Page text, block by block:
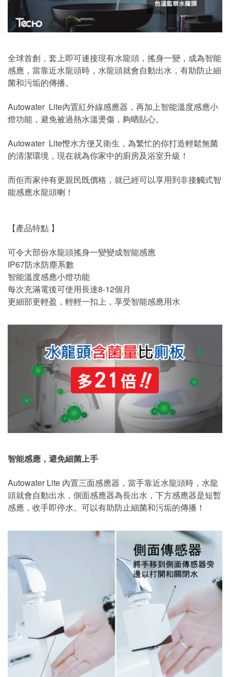
全球首創，套上即可連接現有水龍頭，搖身一變，成為智能
感應，當靠近水龍頭時，水龍頭就會自動出水，有助防止細
菌和污垢的傳播。
Autowater Lite內置紅外線感應器，再加上智能溫度感應小
燈功能，避免被過熱水溫燙傷，夠晒貼心。
Autowater Lite慳水方便又衛生，為繁忙的你打造輕鬆無菌
的清潔環境，現在就為你家中的廚房及浴室升級！
而佢而家仲有更親民既價格，就已經可以享用到非接觸式智
能感應水龍頭喇！
【產品特點 】
可令大部份水龍頭搖身一變變成智能感應
IP67防水防塵系數
智能溫度感應小燈功能
每次充滿電後可使用長達8-12個月
更細部更輕盈，輕輕一扣上，享受智能感應用水
智能感應，避免細菌上手
Autowater Lite 內置三面感應器，當手靠近水龍頭時，水龍
頭就會自動出水，側面感應器為長出水，下方感應器是短暫
感應，收手即停水。可以有助防止細菌和污垢的傳播！